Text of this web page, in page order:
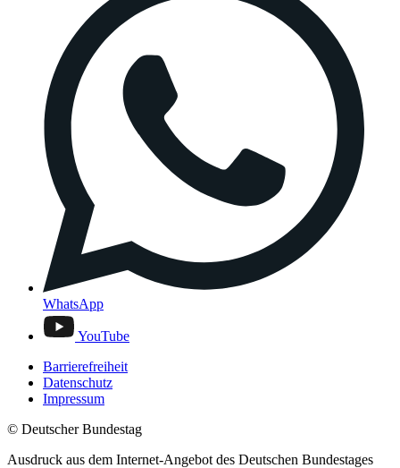
WhatsApp
YouTube
Barrierefreiheit
Datenschutz
Impressum
© Deutscher Bundestag
Ausdruck aus dem Internet-Angebot des Deutschen Bundestages